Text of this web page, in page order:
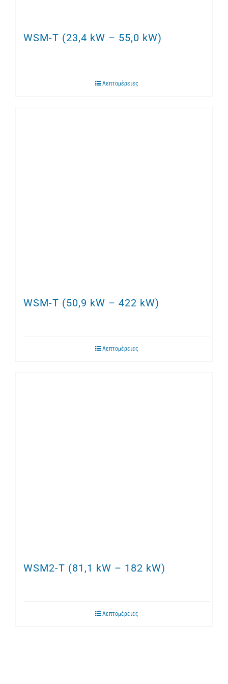
WSM-T (23,4 kW – 55,0 kW)
Λεπτομέρειες
WSM-T (50,9 kW – 422 kW)
Λεπτομέρειες
WSM2-T (81,1 kW – 182 kW)
Λεπτομέρειες